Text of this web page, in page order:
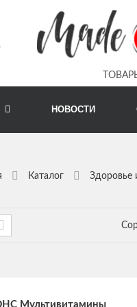
НОВОСТИ
Каталог Здоровье
Мультивитамины